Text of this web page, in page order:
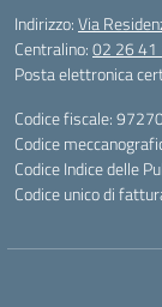
Indirizzo:Via
Centralino:02 26 41
Posta elettronica
Codice fiscale:
Codice
Codice Indice delle
Codice unico di